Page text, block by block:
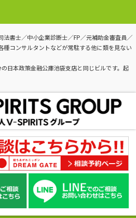
法書士／中小企業診断士／FP／元補助金審査員／
種コンサルタントなどが常駐する他に類を見ない
日本政策金融公庫池袋支店と同じビルです。起